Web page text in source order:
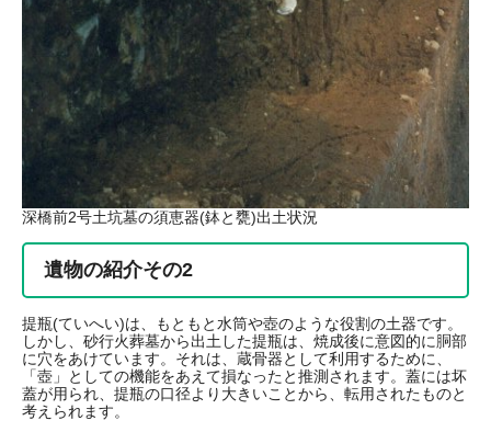
深橋前2号土坑墓の須恵器(鉢と甕)出土状況
遺物の紹介その2
提瓶(ていへい)は、もともと水筒や壺のような役割の土器です。
しかし、砂行火葬墓から出土した提瓶は、焼成後に意図的に胴部
に穴をあけています。それは、蔵骨器として利用するために、
「壺」としての機能をあえて損なったと推測されます。蓋には坏
蓋が用られ、提瓶の口径より大きいことから、転用されたものと
考えられます。